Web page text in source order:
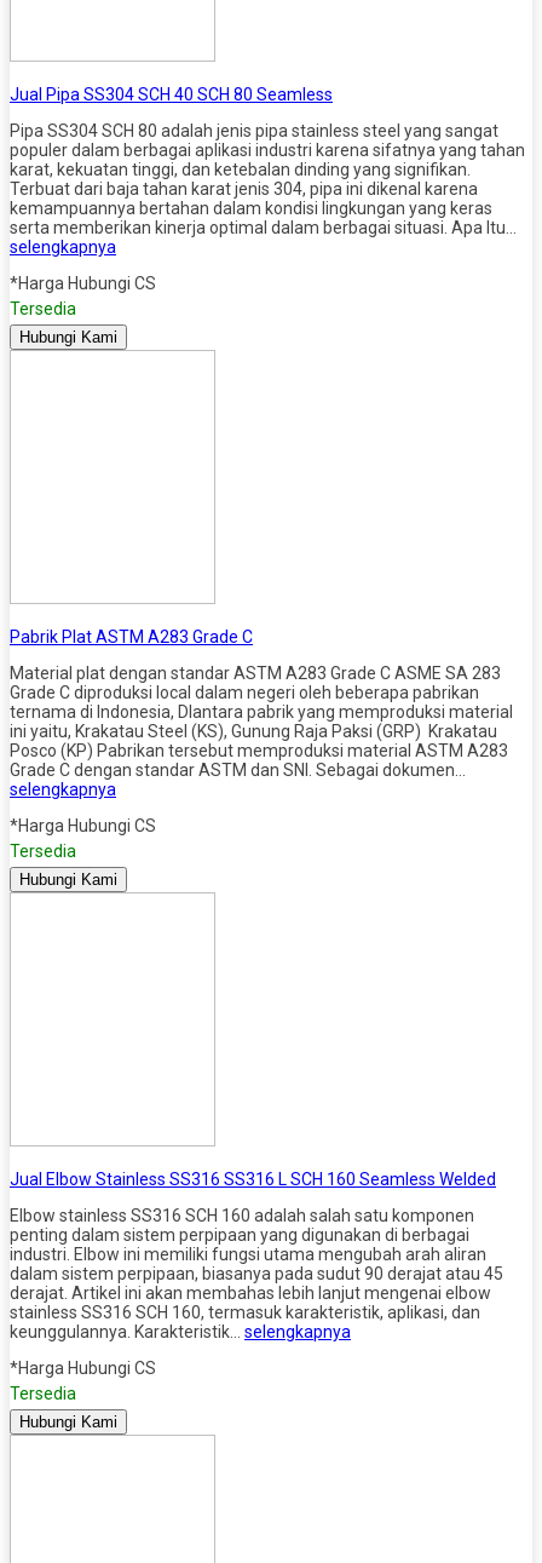
Jual Pipa SS304 SCH 40 SCH 80 Seamless
Pipa SS304 SCH 80 adalah jenis pipa stainless steel yang sangat
populer dalam berbagai aplikasi industri karena sifatnya yang tahan
karat, kekuatan tinggi, dan ketebalan dinding yang signifikan.
Terbuat dari baja tahan karat jenis 304, pipa ini dikenal karena
kemampuannya bertahan dalam kondisi lingkungan yang keras
serta memberikan kinerja optimal dalam berbagai situasi. Apa Itu…
selengkapnya
*Harga Hubungi CS
Tersedia
Hubungi Kami
Pabrik Plat ASTM A283 Grade C
Material plat dengan standar ASTM A283 Grade C ASME SA 283
Grade C diproduksi local dalam negeri oleh beberapa pabrikan
ternama di Indonesia, DIantara pabrik yang memproduksi material
ini yaitu, Krakatau Steel (KS), Gunung Raja Paksi (GRP) Krakatau
Posco (KP) Pabrikan tersebut memproduksi material ASTM A283
Grade C dengan standar ASTM dan SNI. Sebagai dokumen…
selengkapnya
*Harga Hubungi CS
Tersedia
Hubungi Kami
Jual Elbow Stainless SS316 SS316 L SCH 160 Seamless Welded
Elbow stainless SS316 SCH 160 adalah salah satu komponen
penting dalam sistem perpipaan yang digunakan di berbagai
industri. Elbow ini memiliki fungsi utama mengubah arah aliran
dalam sistem perpipaan, biasanya pada sudut 90 derajat atau 45
derajat. Artikel ini akan membahas lebih lanjut mengenai elbow
stainless SS316 SCH 160, termasuk karakteristik, aplikasi, dan
keunggulannya. Karakteristik… selengkapnya
*Harga Hubungi CS
Tersedia
Hubungi Kami